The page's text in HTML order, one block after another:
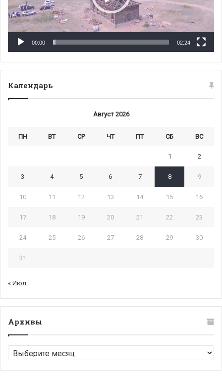
00:00 02:24
Календарь
Август 2026
ПН ВТ СР ЧТ ПТ СБ ВС
1 2
3 4 5 6 7 8 9
10 11 12 13 14 15 16
17 18 19 20 21 22 23
24 25 26 27 28 29 30
31
« Июл
Архивы
Архивы